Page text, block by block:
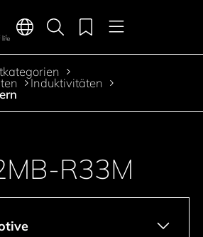
Hauptnavigation
Sprachen Menü
Produktsuche
Merkliste
Induktivitäten
R33M